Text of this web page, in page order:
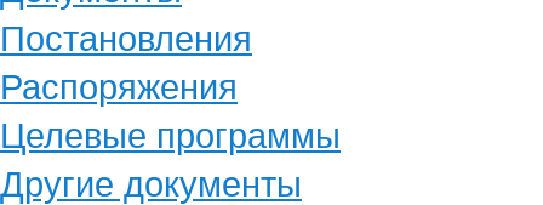
Постановления
Распоряжения
Целевые программы
Другие документы